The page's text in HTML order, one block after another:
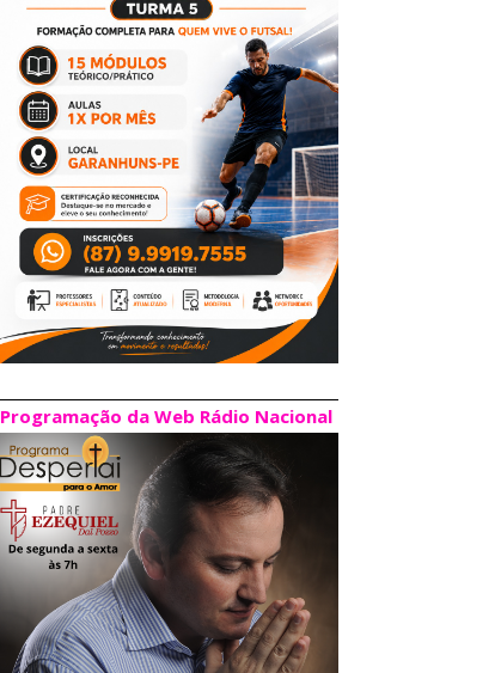
Programação da Web Rádio Nacional